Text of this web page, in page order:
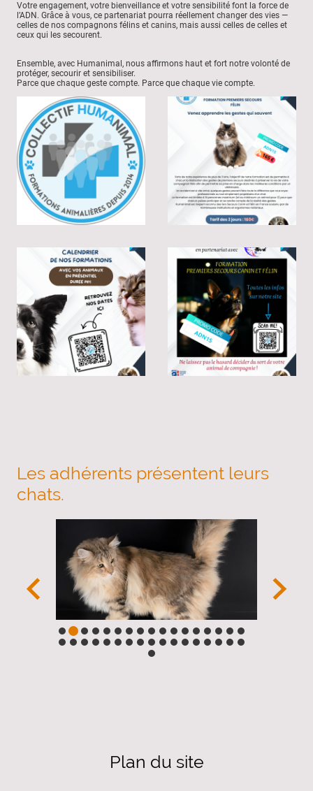
Votre engagement, votre bienveillance et votre sensibilité font la force de
l’ADN. Grâce à vous, ce partenariat pourra réellement changer des vies —
celles de nos compagnons félins et canins, mais aussi celles de celles et
ceux qui les secourent.
Ensemble, avec Humanimal, nous affirmons haut et fort notre volonté de
protéger, secourir et sensibiliser.
Parce que chaque geste compte. Parce que chaque vie compte.
Les adhérents présentent leurs
chats.
Plan du site